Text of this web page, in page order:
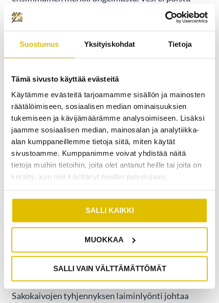
Suostumus Yksityiskohdat Tietoja
Tämä sivusto käyttää evästeitä
Käytämme evästeitä tarjoamamme sisällön ja mainosten
räätälöimiseen, sosiaalisen median ominaisuuksien
tukemiseen ja kävijämäärämme analysoimiseen. Lisäksi
jaamme sosiaalisen median, mainosalan ja analytiikka-
alan kumppaneillemme tietoja siitä, miten käytät
sivustoamme. Kumppanimme voivat yhdistää näitä
tietoja muihin tietoihin, joita olet antanut heille tai joita on
kerätty, kun olet käyttänyt heidän palvelujaan.
SALLI KAIKKI
MUOKKAA
SALLI VAIN VÄLTTÄMÄTTÖMÄT
lavuaareista tai lattiakaivosta normaalisti, ja
huuhtelussa voi kuulua epätavallisia ääniä. Nämä
vastaanottamaan lisää jätevettä.
Hajuhaitat ulkona tai sisätiloissa viittaavat siihen,
että kaivo on täynnä tai sen toiminta on
häiriintynyt. Viemärin haju leviää helposti, kun
jätevesi ei pääse poistumaan normaalisti kaivosta.
Ylivuodot ovat vakava merkki välittömästä
tyhjentämistarpeesta. Jos jätevettä nousee
maanpinnalle tai kaivon kansi ympäristöön, tilanne
vaatii nopeaa toimintaa vesivahingon estämiseksi.
MITÄ TAPAHTUU JOS
SAKOKAIVOJEN TYHJENNYS
LAIMINLYÖDÄÄN?
Sakokaivojen tyhjennyksen laiminlyönti johtaa